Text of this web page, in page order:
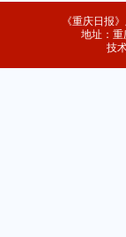
《重庆日报
地址：重
技